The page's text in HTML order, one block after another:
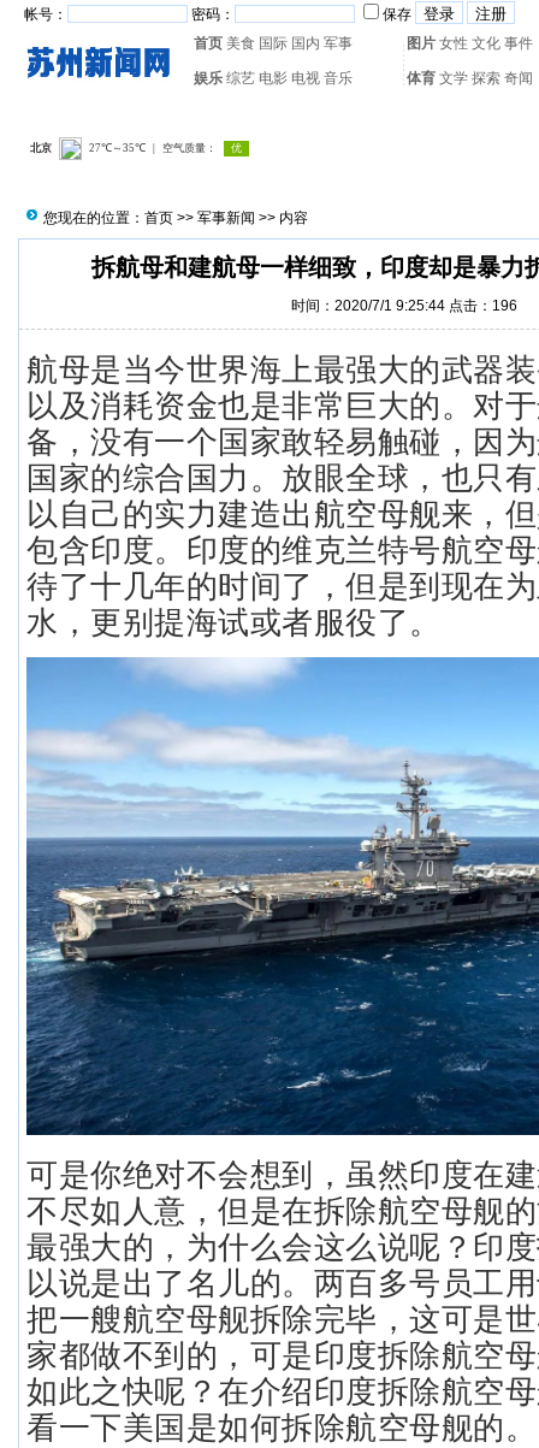
帐号： 密码：
保存
首页 美食 国际 国内 军事 图片 女性 文化 事件
娱乐 综艺 电影 电视 音乐 体育 文学 探索 奇闻
您现在的位置： 首页 >> 军事新闻 >> 内容
拆航母和建航母一样细致，印度却是暴力
时间：2020/7/1 9:25:44 点击： 196
航母是当今世界海上最强大的武器
以及消耗资金也是非常巨大的。对
备，没有一个国家敢轻易触碰，因
国家的综合国力。放眼全球，也只
以自己的实力建造出航空母舰来，
包含印度。印度的维克兰特号航空
待了十几年的时间了，但是到现在
水，更别提海试或者服役了。
可是你绝对不会想到，虽然印度在
不尽如人意，但是在拆除航空母舰
最强大的，为什么会这么说呢？印
以说是出了名儿的。两百多号员工
把一艘航空母舰拆除完毕，这可是
家都做不到的，可是印度拆除航空
如此之快呢？在介绍印度拆除航空
看一下美国是如何拆除航空母舰的。